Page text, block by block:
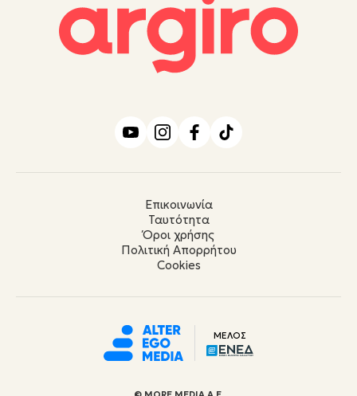
Επικοινωνία
Ταυτότητα
Όροι χρήσης
Πολιτική Απορρήτου
Cookies
ΜΕΛΟΣ